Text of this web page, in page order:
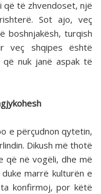
që të zhvendoset, një
Sot ajo, veç
boshnjakësh, turqish
veç shqipes është
nuk janë aspak të
e përçudnon qytetin,
Dikush më thotë
që në vogëli, dhe më
marrë kulturën e
konfirmoj, por këtë